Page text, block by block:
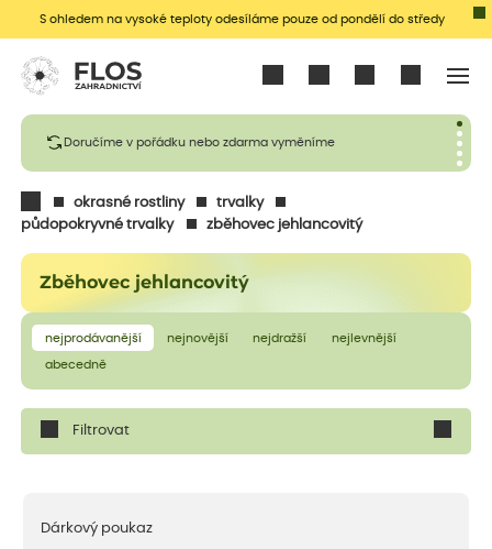
S ohledem na vysoké teploty odesíláme pouze od pondělí do středy
Doručíme v pořádku nebo zdarma vyměníme
okrasné rostliny
trvalky
půdopokryvné trvalky
zběhovec jehlancovitý
Zběhovec jehlancovitý
nejprodávanější nejnovější nejdražší nejlevnější
abecedně
Filtrovat
Dárkový poukaz